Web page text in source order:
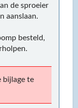
de sproeier
aanslaan.
besteld,
bijlage te